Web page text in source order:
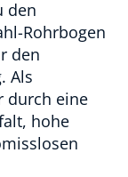
den
Rohrbogen
den
Als
durch eine
hohe